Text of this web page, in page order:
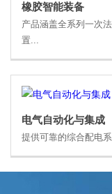
橡胶智能装备
产品涵盖全系列一次
置...
电气自动化与集成
提供可靠的综合配电